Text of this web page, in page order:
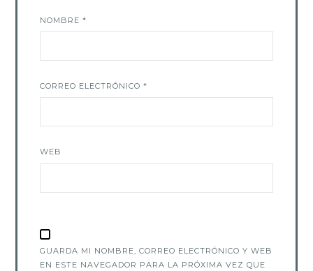
NOMBRE*
CORREO ELECTRÓNICO*
WEB
GUARDA MI NOMBRE, CORREO ELECTRÓNICO Y WEB
EN ESTE NAVEGADOR PARA LA PRÓXIMA VEZ QUE